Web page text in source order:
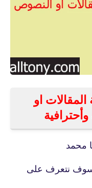
المقالات او
محمد
نتعرف على